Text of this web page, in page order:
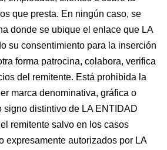
que presta. En ningún caso, se
donde se ubique el enlace que LA
su consentimiento para la inserción
forma patrocina, colabora, verifica
del remitente. Está prohibida la
marca denominativa, gráfica o
signo distintivo de LA ENTIDAD
remitente salvo en los casos
expresamente autorizados por LA